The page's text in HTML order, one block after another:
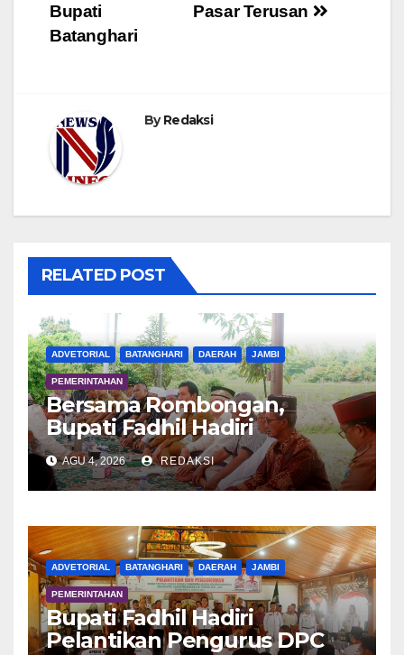
Pasar Terusan
Bupati
Batanghari
ByRedaksi
RELATED POST
ADVETORIAL BATANGHARI DAERAH JAMBI
PEMERINTAHAN
Bersama Rombongan,
Bupati Fadhil Hadiri
Syukuran Tanam Padi di
Terusan
AGU 4, 2026 REDAKSI
ADVETORIAL BATANGHARI DAERAH JAMBI
PEMERINTAHAN
Bupati Fadhil Hadiri
Pelantikan Pengurus DPC